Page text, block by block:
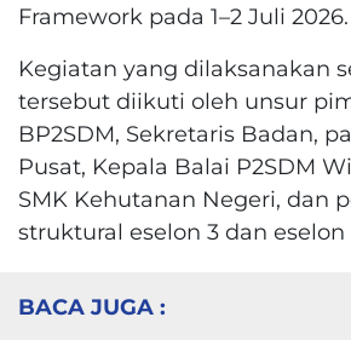
Framework pada 1–2 Juli 2026.
Kegiatan yang dilaksanakan
tersebut diikuti oleh unsur
BP2SDM, Sekretaris Badan,
Pusat, Kepala Balai P2SDM
SMK Kehutanan Negeri, dan
struktural eselon 3 dan eselon
BACA JUGA :